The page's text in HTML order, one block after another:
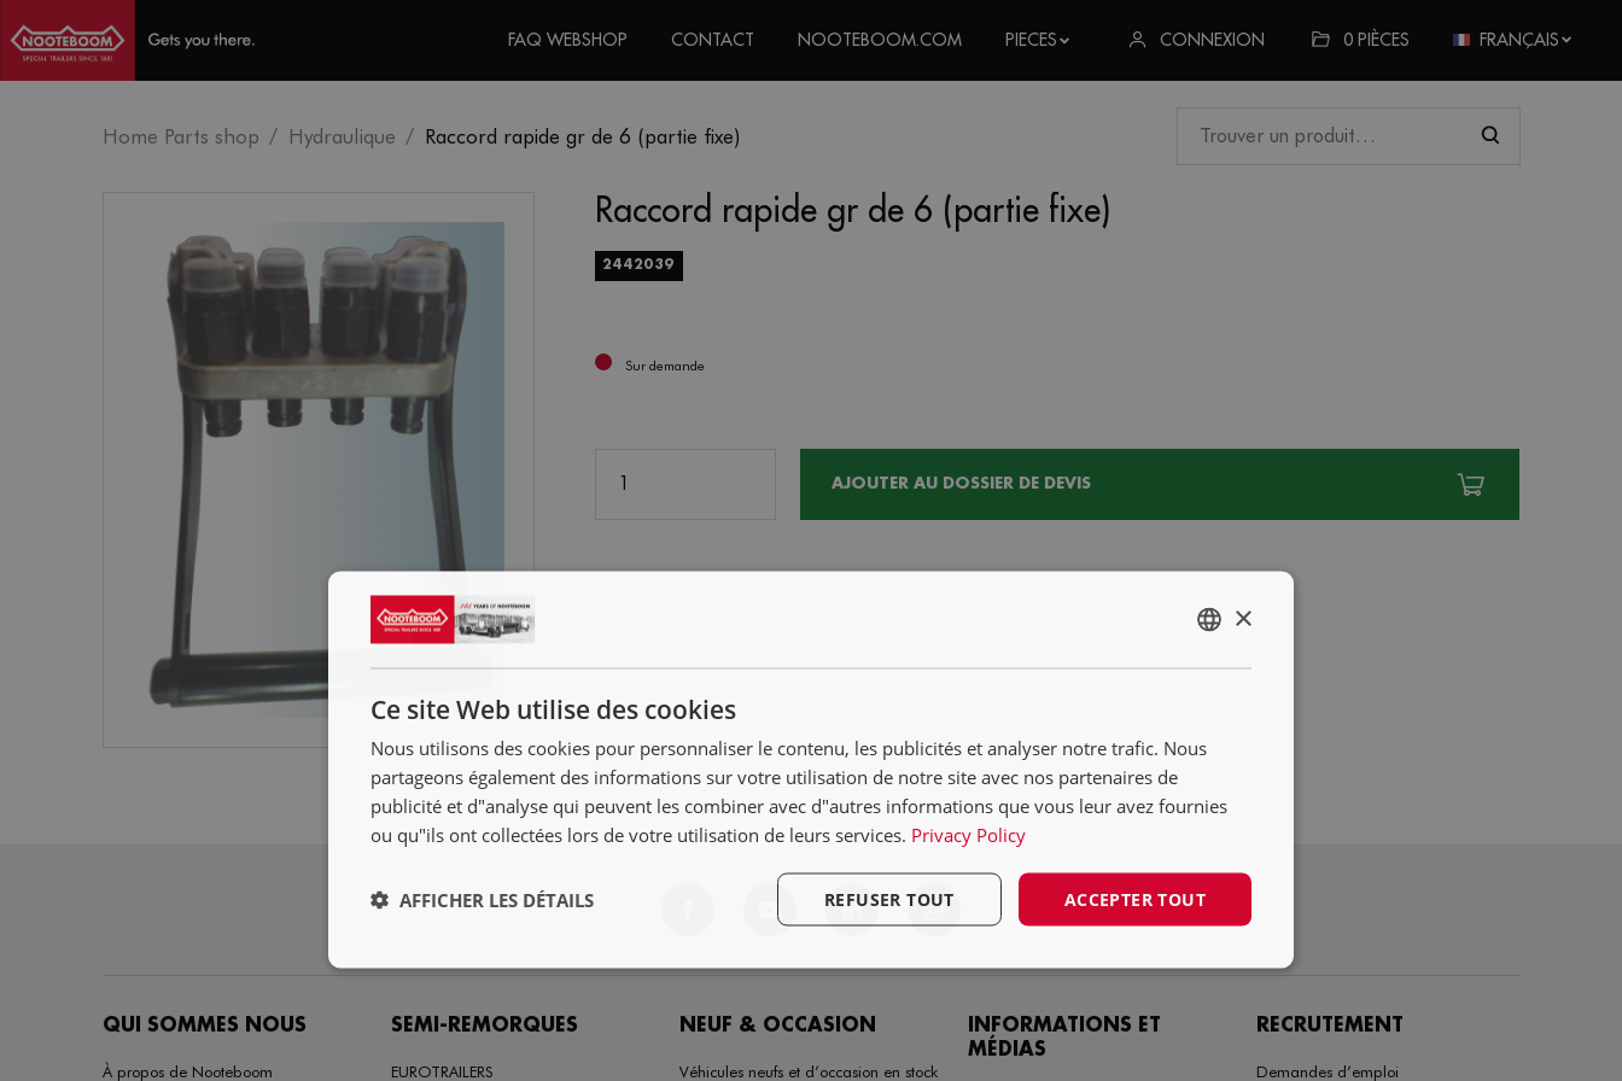
FAQ WEBSHOP CONTACT NOOTEBOOM.COM PIECES CONNEXION 0 PIÈCES FRANÇAIS
Home Parts shop Hydraulique Raccord rapide gr de 6 (partie fixe)
Raccord rapide gr de 6 (partie fixe)
2442039
Sur demande
AJOUTER AU DOSSIER DE DEVIS
QUI SOMMES NOUS
À propos de Nooteboom
SEMI-REMORQUES
EUROTRAILERS
NEUF & OCCASION
Véhicules neufs et d’occasion en stock
INFORMATIONS ET
MÉDIAS
RECRUTEMENT
Demandes d’emploi
×
Ce site Web utilise des cookies
Nous utilisons des cookies pour personnaliser le contenu, les publicités et analyser notre trafic. Nous
partageons également des informations sur votre utilisation de notre site avec nos partenaires de
publicité et d"analyse qui peuvent les combiner avec d"autres informations que vous leur avez fournies
ou qu"ils ont collectées lors de votre utilisation de leurs services. Privacy Policy
ACCEPTER TOUT
REFUSER TOUT
AFFICHER LES DÉTAILS